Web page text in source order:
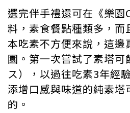
選完伴手禮還可在《樂園
料，素食餐點種類多，而
本吃素不方便來說，這邊
園。第一次嘗試了素塔可
ス），以過往吃素3年經
添增口感與味道的純素塔
的。